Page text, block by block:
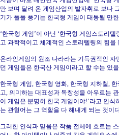
만 보며 달려 온 게임산업의 발자취로 보나
기가 폴폴 풍기는 한국형 게임이 태동될 만
‘한국형 게임’이 아닌 ‘한국형 게임스토리
고 과학적이고 체계적인 스토리텔링의 힘
온라인게임의 원조 나라라는 기득권적인
던 게임들은 한국산 게임이라고 할 수는 있
한국형 게임, 한국형 영화, 한국형 지하철,
고, 의미하는 대표성과 독창성을 아우르는
이 게임은 분명히 한국 게임이야!’라고 인
는 관형어는 그 역할을 다 해내게 되는 것이
그러한 인식과 믿음은 작품 전체에 흐르는